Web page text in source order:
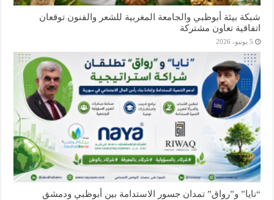
شبكة بيئة أبوظبي والجامعة المغربية للشعر والفنون توقعان
اتفاقية تعاون مشتركة
5 يونيو، 2026
“نايا” و”رواق” تمدان جسور الاستدامة بين أبوظبي ودمشق